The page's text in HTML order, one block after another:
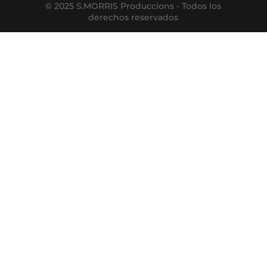
© 2025 S.MORRIS Produccions - Todos los
derechos reservados